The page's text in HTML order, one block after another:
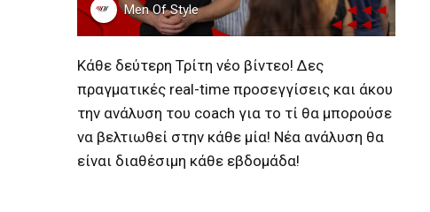
Men Of Style
Κάθε δεύτερη Τρίτη νέο βίντεο! Δες
πραγματικές real-time προσεγγίσεις και άκου
την ανάλυση του coach για το τί θα μπορούσε
να βελτιωθεί στην κάθε μία! Νέα ανάλυση θα
είναι διαθέσιμη κάθε εβδομάδα!